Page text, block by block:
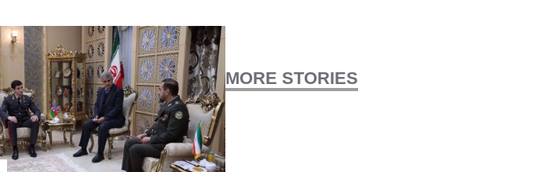
MORE STORIES